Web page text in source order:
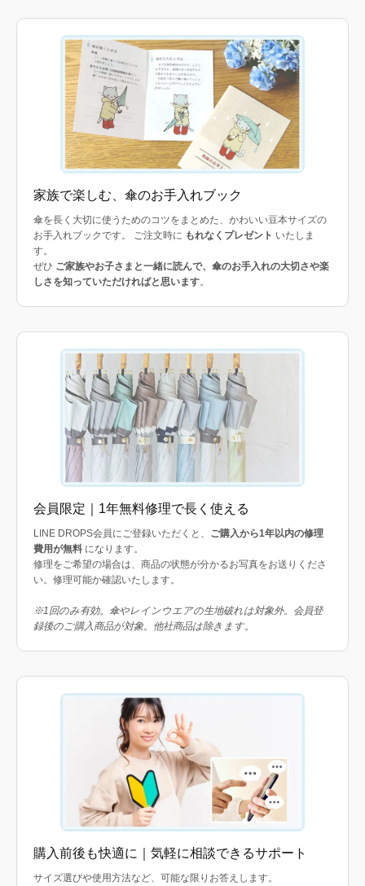
家族で楽しむ、傘のお手入れブック
傘を長く大切に使うためのコツをまとめた、かわいい豆本サイズの
お手入れブックです。 ご注文時に もれなくプレゼント いたしま
す。
ぜひ ご家族やお子さまと一緒に読んで、傘のお手入れの大切さや楽
しさを知っていただければと思います。
会員限定｜1年無料修理で長く使える
LINE DROPS会員にご登録いただくと、 ご購入から1年以内の修理
費用が無料 になります。
修理をご希望の場合は、商品の状態が分かるお写真をお送りくださ
い。修理可能か確認いたします。
※1回のみ有効。傘やレインウエアの生地破れは対象外。会員登
録後のご購入商品が対象。他社商品は除きます。
購入前後も快適に｜気軽に相談できるサポート
サイズ選びや使用方法など、可能な限りお答えします。